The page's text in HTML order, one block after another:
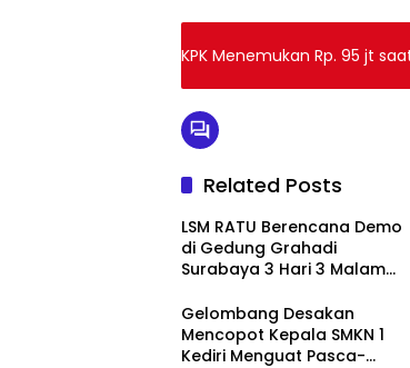
KPK Menemukan Rp. 95 jt
Related Posts
LSM RATU Berencana Demo
di Gedung Grahadi
Surabaya 3 Hari 3 Malam
Marakanya Pungli dan
Korupsi di Cabang Dinas
Pendidikan Kediri
Gelombang Desakan
Mencopot Kepala SMKN 1
Kediri Menguat Pasca-